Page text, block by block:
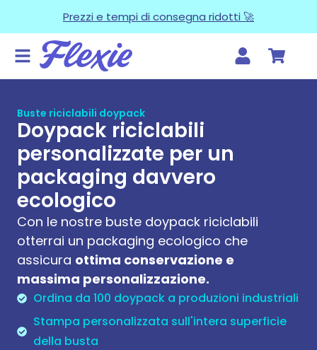
Prezzi e tempi di consegna ridotti 🚀
Buste riciclabili doypack
Doypack riciclabili
personalizzate per un
packaging davvero
ecologico
Con le nostre buste doypack riciclabili
otterrai un packaging ecologico che
assicura ottima conservazione e
massima personalizzazione.
Ordina da 100 doypack a produzioni industriali
Stampa personalizzata sull'intera superficie
della busta